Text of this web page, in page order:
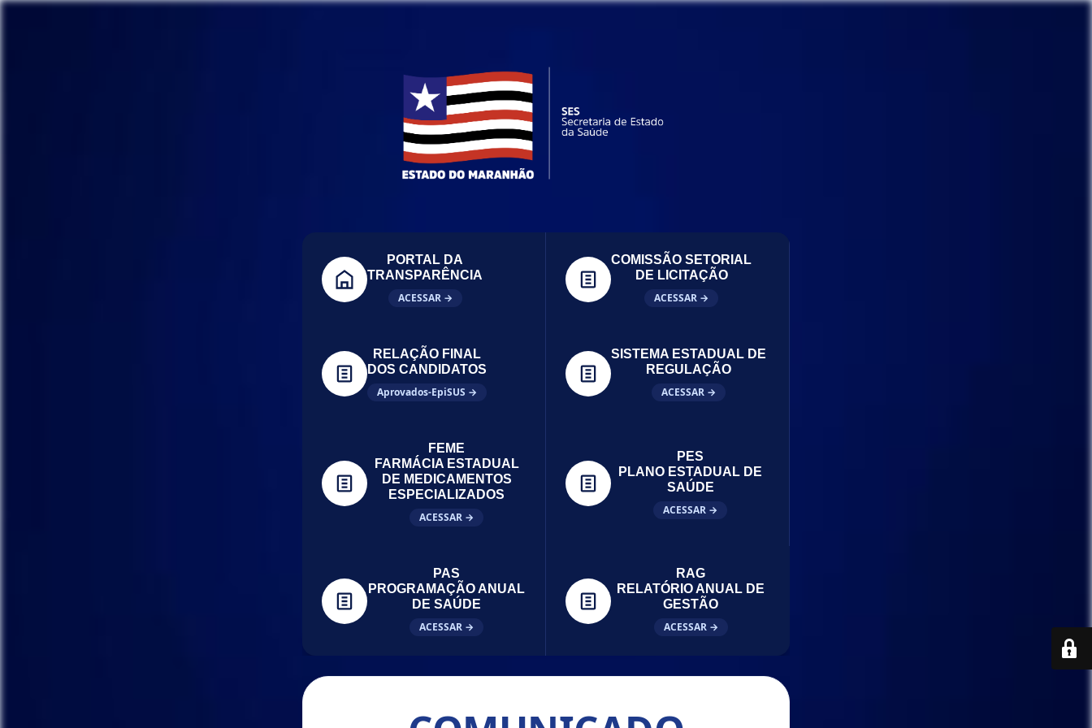
PORTAL DA
TRANSPARÊNCIA
ACESSAR →
COMISSÃO SETORIAL
DE LICITAÇÃO
ACESSAR →
RELAÇÃO FINAL
DOS CANDIDATOS
Aprovados-EpiSUS →
SISTEMA ESTADUAL DE
REGULAÇÃO
ACESSAR →
FEME
FARMÁCIA ESTADUAL
DE MEDICAMENTOS
ESPECIALIZADOS
ACESSAR →
PES
PLANO ESTADUAL DE
SAÚDE
ACESSAR →
PAS
PROGRAMAÇÃO ANUAL
DE SAÚDE
ACESSAR →
RAG
RELATÓRIO ANUAL DE
GESTÃO
ACESSAR →